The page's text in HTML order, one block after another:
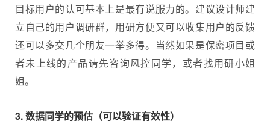
目标用户的认可基本上是最有说服力的。建议设计师建
立自己的用户调研群，用研方便又可以收集用户的反馈
还可以多交几个朋友一举多得。当然如果是保密项目或
者未上线的产品请先咨询风控同学，或者找用研小姐
姐。
3. 数据同学的预估（可以验证有效性）